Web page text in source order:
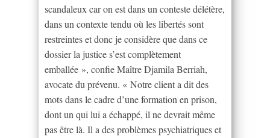
scandaleux car on est dans un conteste délétère,
dans un contexte tendu où les libertés sont
restreintes et donc je considère que dans ce
dossier la justice s’est complètement
emballée », confie Maître Djamila Berriah,
avocate du prévenu. « Notre client a dit des
mots dans le cadre d’une formation en prison,
dont un qui lui a échappé, il ne devrait même
pas être là. Il a des problèmes psychiatriques et